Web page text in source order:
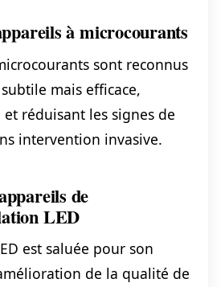
à microcourants
sont reconnus
mais efficace,
réduisant les signes de
intervention invasive.
de
LED
est saluée pour son
de la qualité de